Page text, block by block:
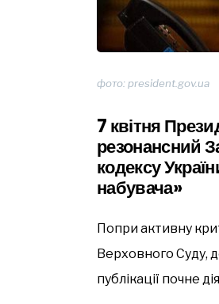
фото: president.gov.ua
7 квітня
резонансний
кодексу
набувача»
Попри активну
Верховного Суду,
публікації почне